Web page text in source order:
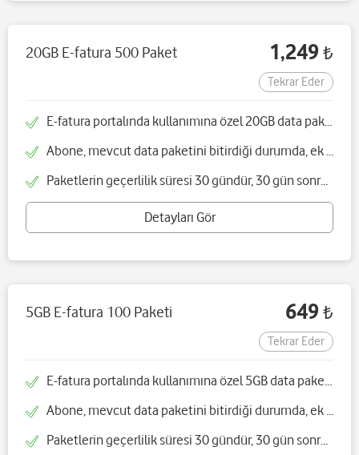
20GB E-fatura 500 Paket 1,249 ₺
Tekrar Eder
E-fatura portalında kullanımına özel 20GB data paketi sunulacaktır
Abone, mevcut data paketini bitirdiği durumda, ek data paketi satın alabilecektir
Paketlerin geçerlilik süresi 30 gündür, 30 gün sonra paket otomatik yenilenmektedir
Detayları Gör
5GB E-fatura 100 Paketi 649 ₺
Tekrar Eder
E-fatura portalında kullanımına özel 5GB data paketi sunulacaktır
Abone, mevcut data paketini bitirdiği durumda, ek data paketi satın alabilecektir
Paketlerin geçerlilik süresi 30 gündür, 30 gün sonra paket otomatik yenilenmektedir